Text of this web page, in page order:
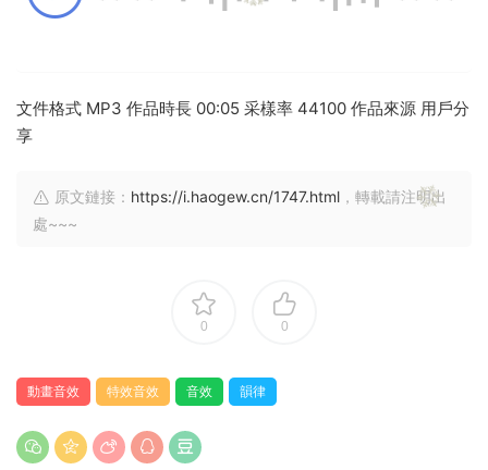
文件格式 MP3 作品時長 00:05 采樣率 44100 作品來源 用戶分
享
原文鏈接： https://i.haogew.cn/1747.html ，轉載請注明出
處~~~
0 0
動畫音效 特效音效 音效 韻律